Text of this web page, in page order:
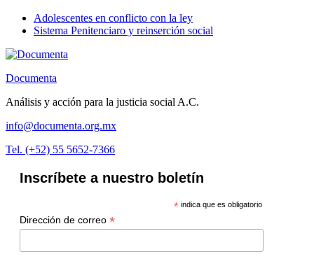
Adolescentes en conflicto con la ley
Sistema Penitenciaro y reinserción social
Documenta
Análisis y acción para la justicia social A.C.
info@documenta.org.mx
Tel. (+52) 55 5652-7366
Inscríbete a nuestro boletín
*indica que es obligatorio
Dirección de correo *